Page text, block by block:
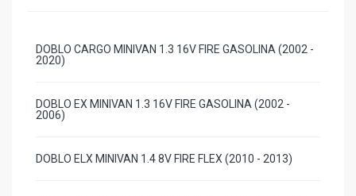
DOBLO CARGO MINIVAN 1.3 16V FIRE GASOLINA (2002 -
2020)
DOBLO EX MINIVAN 1.3 16V FIRE GASOLINA (2002 -
2006)
DOBLO ELX MINIVAN 1.4 8V FIRE FLEX (2010 - 2013)